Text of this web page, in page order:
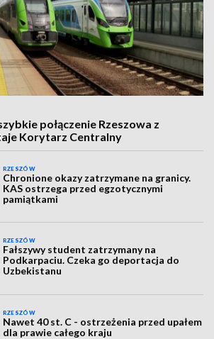
połączenie Rzeszowa z
Korytarz Centralny
RZESZÓW
Chronione okazy zatrzymane na granicy.
KAS ostrzega przed egzotycznymi
pamiątkami
RZESZÓW
Fałszywy student zatrzymany na
Podkarpaciu. Czeka go deportacja do
Uzbekistanu
RZESZÓW
Nawet 40 st. C - ostrzeżenia przed upałem
dla prawie całego kraju